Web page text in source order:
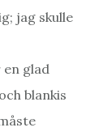
jag skulle
glad
blankis